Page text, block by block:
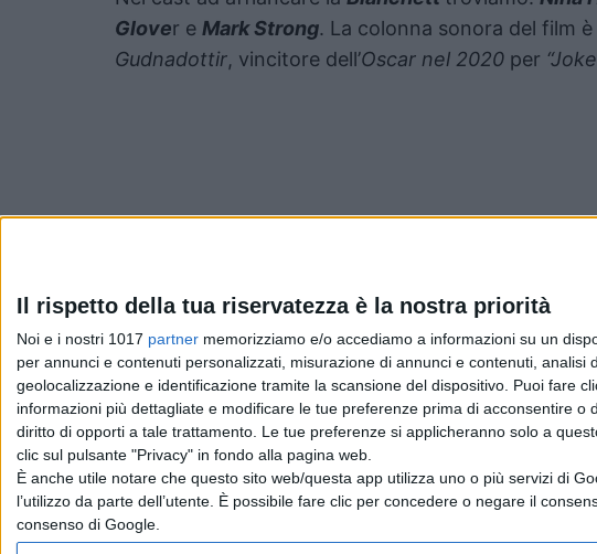
Il rispetto della tua riservatezza è la nostra priorità
Noi e i nostri 1017 partner memorizziamo e/o accediamo a informazioni su un
per annunci e contenuti personalizzati, misurazione di annunci e contenuti, analisi
geolocalizzazione e identificazione tramite la scansione del dispositivo. Puoi fare
informazioni più dettagliate e modificare le tue preferenze prima di acconsentire o
diritto di opporti a tale trattamento. Le tue preferenze si applicheranno solo a
clic sul pulsante "Privacy" in fondo alla pagina web.
È anche utile notare che questo sito web/questa app utilizza uno o più servizi di
l’utilizzo da parte dell’utente. È possibile fare clic per concedere o negare il
consenso di Google.
Glover e Mark Strong. La colonna sonora del film
Gudnadottir, vincitore dell’Oscar nel 2020 per
PubblicatoGennaio 19, 2023 in
News cinema e film
daLa Redazione
Tag:
Chi siamoContattiPrivacy PolicyCookie PolicyEmanuela Giuliani